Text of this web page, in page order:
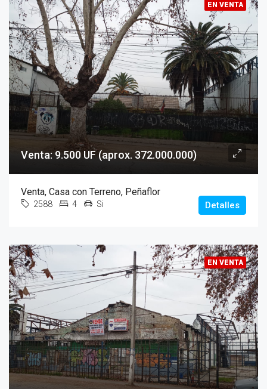
EN VENTA
Venta: 9.500 UF (aprox. 372.000.000)
Venta, Casa con Terreno, Peñaflor
2588 4 Si Detalles
EN VENTA